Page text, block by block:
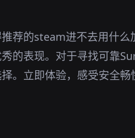
荐的steam进不去用什
的表现。对于寻找可靠
。立即体验，感受安全畅